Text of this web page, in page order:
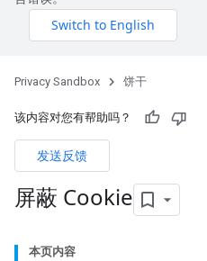
Privacy Sandbox 饼干
该内容对您有帮助吗？
发送反馈
屏蔽 Cookie
本页内容